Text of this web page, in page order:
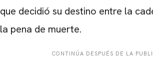
que decidió su destino entre la
la pena de muerte.
CONTINÚA DESPUÉS DE LA